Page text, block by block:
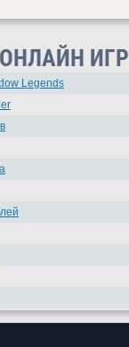
ИГР
Legends